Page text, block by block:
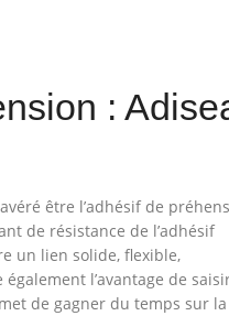
:
être l’adhésif de
de résistance de l’adhésif
un lien solide, flexible,
l’avantage de
de gagner du temps sur la